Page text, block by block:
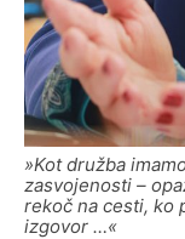
»Kot družba
zasvojenosti –
rekoč na cesti, ko
izgovor …«